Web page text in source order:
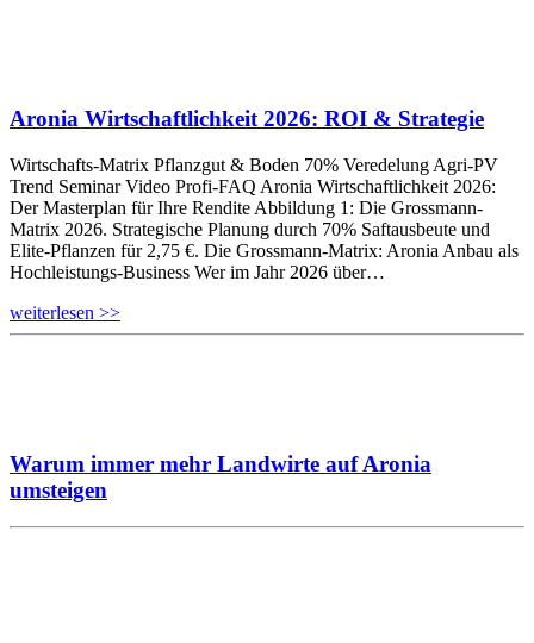
Aronia Wirtschaftlichkeit 2026: ROI & Strategie
Wirtschafts-Matrix Pflanzgut & Boden 70% Veredelung Agri-PV
Trend Seminar Video Profi-FAQ Aronia Wirtschaftlichkeit 2026:
Der Masterplan für Ihre Rendite Abbildung 1: Die Grossmann-
Matrix 2026. Strategische Planung durch 70% Saftausbeute und
Elite-Pflanzen für 2,75 €. Die Grossmann-Matrix: Aronia Anbau als
Hochleistungs-Business Wer im Jahr 2026 über…
weiterlesen >>
Warum immer mehr Landwirte auf Aronia
umsteigen